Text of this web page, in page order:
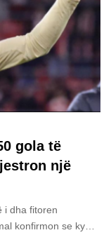
gola të
një
i dha fitoren
konfirmon se ky…